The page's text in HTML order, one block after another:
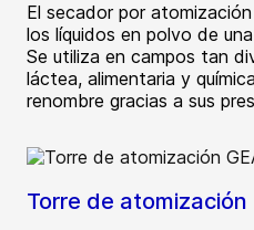
El secador por
los líquidos en polvo de
Se utiliza en campos tan
láctea, alimentaria y
renombre gracias a sus
Torre de atomización